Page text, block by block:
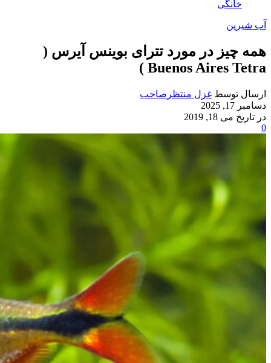
خانگی
آب شیرین
همه چیز در مورد تترای بوینس آیرس (
Buenos Aires Tetra )
ارسال توسط غزل منتظرصاحب
دسامبر 17, 2025
در تاریخ می 18, 2019
0